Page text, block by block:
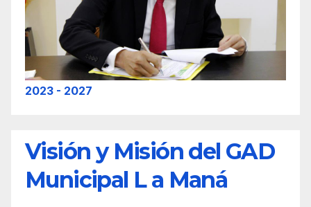
2023 - 2027
Visión y Misión del GAD
Municipal L a Maná